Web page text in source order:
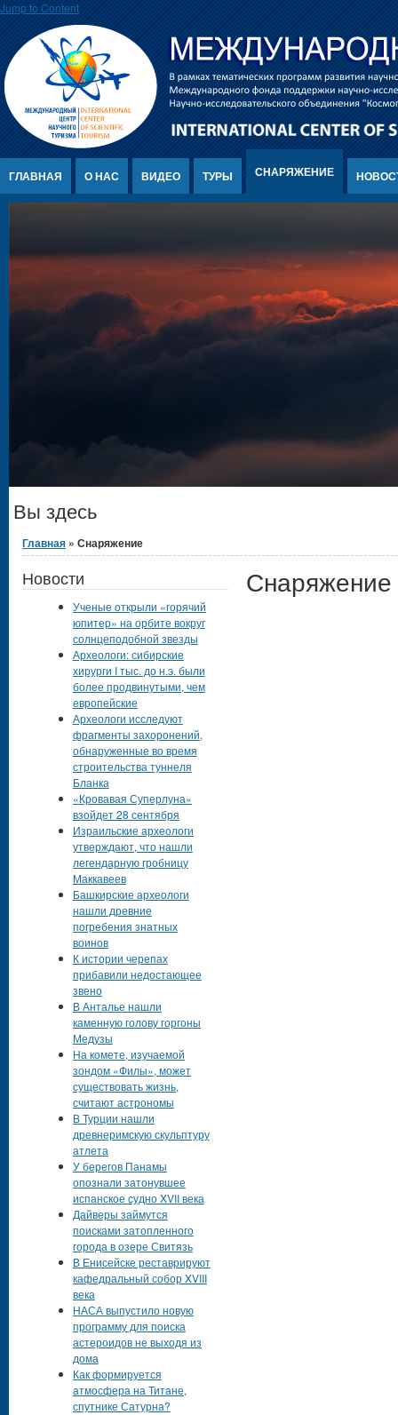
Jump to Content
ГЛАВНАЯ О НАС ВИДЕО ТУРЫ СНАРЯЖЕНИЕ
Вы здесь
Главная » Снаряжение
Снаряжение
Новости
Ученые открыли «горячий
юпитер» на орбите вокруг
солнцеподобной звезды
Археологи: сибирские
хирурги I тыс. до н.э. были
более продвинутыми, чем
европейские
Археологи исследуют
фрагменты захоронений,
обнаруженные во время
строительства туннеля
Бланка
«Кровавая Суперлуна»
взойдет 28 сентября
Израильские археологи
утверждают, что нашли
легендарную гробницу
Маккавеев
Башкирские археологи
нашли древние
погребения знатных
воинов
К истории черепах
прибавили недостающее
звено
В Анталье нашли
каменную голову горгоны
Медузы
На комете, изучаемой
зондом «Филы», может
существовать жизнь,
считают астрономы
В Турции нашли
древнеримскую скульптуру
атлета
У берегов Панамы
опознали затонувшее
испанское судно XVII века
Дайверы займутся
поисками затопленного
города в озере Свитязь
В Енисейске реставрируют
кафедральный собор XVIII
века
НАСА выпустило новую
программу для поиска
астероидов не выходя из
дома
Как формируется
атмосфера на Титане,
спутнике Сатурна?